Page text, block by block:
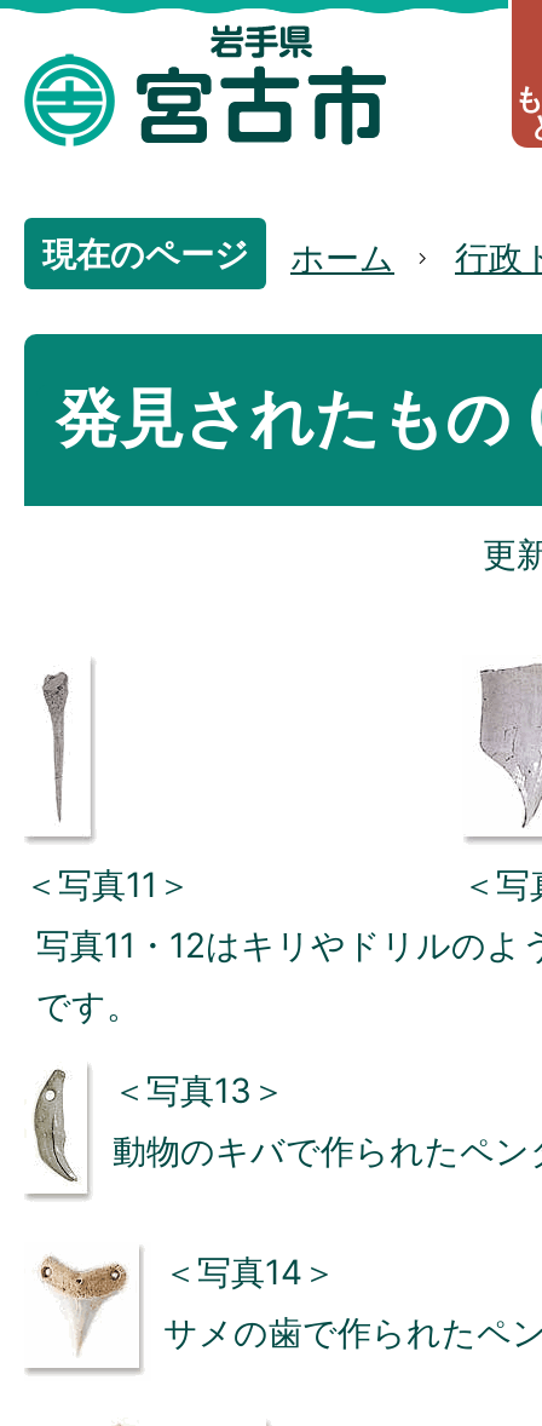
現在のページ ホーム 行政
発見されたも
更
＜写真11＞
＜
写真11・12はキリやドリルのよ
です。
＜写真13＞
動物のキバで作られたペン
＜写真14＞
サメの歯で作られたペ